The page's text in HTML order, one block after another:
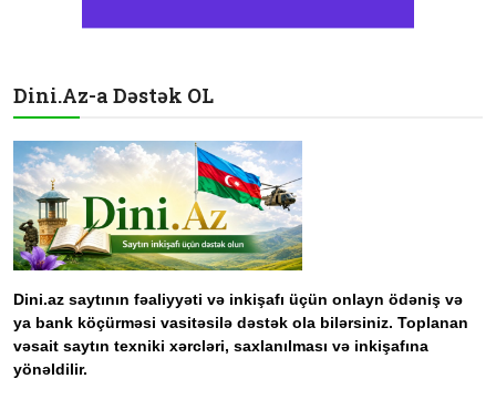
Dini.Az-a Dəstək OL
Dini.az saytının fəaliyyəti və inkişafı üçün onlayn ödəniş və
ya bank köçürməsi vasitəsilə dəstək ola bilərsiniz. Toplanan
vəsait saytın texniki xərcləri, saxlanılması və inkişafına
yönəldilir.